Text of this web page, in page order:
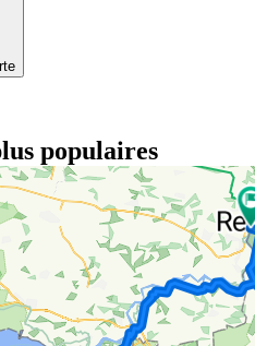
populaires